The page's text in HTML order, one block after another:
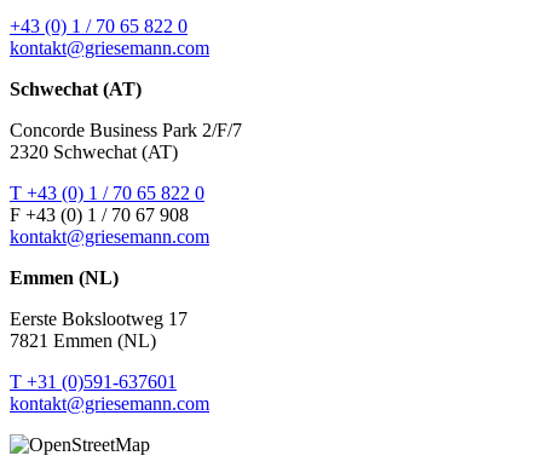
+43 (0) 1 / 70 65 822 0
kontakt@griesemann.com
Schwechat (AT)
Concorde Business Park 2/F/7
2320 Schwechat (AT)
T +43 (0) 1 / 70 65 822 0
F +43 (0) 1 / 70 67 908
kontakt@griesemann.com
Emmen (NL)
Eerste Bokslootweg 17
7821 Emmen (NL)
T +31 (0)591-637601
kontakt@griesemann.com